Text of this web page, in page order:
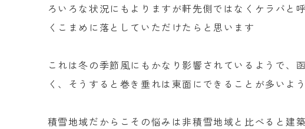
ろいろな状況にもよりますが軒先側ではなくケラバと
くこまめに落としていただけたらと思います
これは冬の季節風にもかなり影響されているようで、
く、そうすると巻き垂れは東面にできることが多いよ
積雪地域だからこその悩みは非積雪地域と比べると建